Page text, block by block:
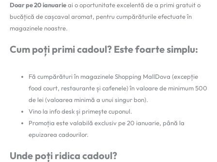
Doar pe 20 ianuarieai o oportunitate excelentă de a primi gratuit o
bucățică de cașcaval aromat, pentru cumpărăturile efectuate în
magazinele noastre.
Cum poți primi cadoul? Este foarte simplu:
Fă cumpărături în magazinele Shopping MallDova (excepție
food court, restaurante și cafenele) în valoare de minimum 500
de lei (valoarea minimă a unui singur bon).
Vino la info desk și primește cuponul.
Promoția este valabilă exclusiv pe 20 ianuarie, până la
epuizarea cadourilor.
Unde poți ridica cadoul?